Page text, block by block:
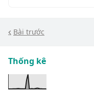
Bài trước
Thống kê